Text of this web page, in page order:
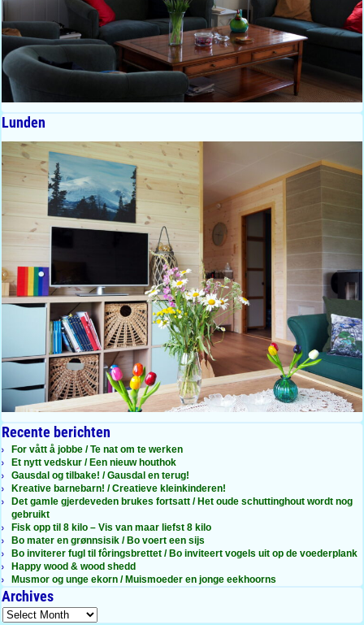
Lunden
Recente berichten
For vått å jobbe / Te nat om te werken
Et nytt vedskur / Een nieuw houthok
Gausdal og tilbake! / Gausdal en terug!
Kreative barnebarn! / Creatieve kleinkinderen!
Det gamle gjerdeveden brukes fortsatt / Het oude schuttinghout wordt nog
gebruikt
Fisk opp til 8 kilo – Vis van maar liefst 8 kilo
Bo mater en grønnsisik / Bo voert een sijs
Bo inviterer fugl til fôringsbrettet / Bo inviteert vogels uit op de voederplank
Happy wood & wood shedd
Musmor og unge ekorn / Muismoeder en jonge eekhoorns
Archives